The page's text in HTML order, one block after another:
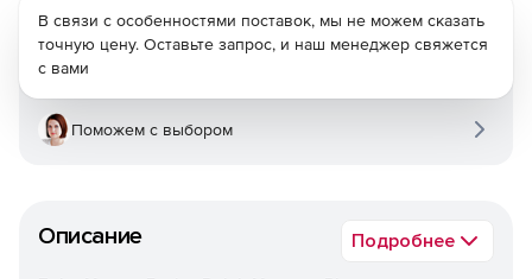
Описание Подробнее
В связи с особенностями поставок, мы не можем сказать
точную цену. Оставьте запрос, и наш менеджер свяжется
с вами
Поможем с выбором